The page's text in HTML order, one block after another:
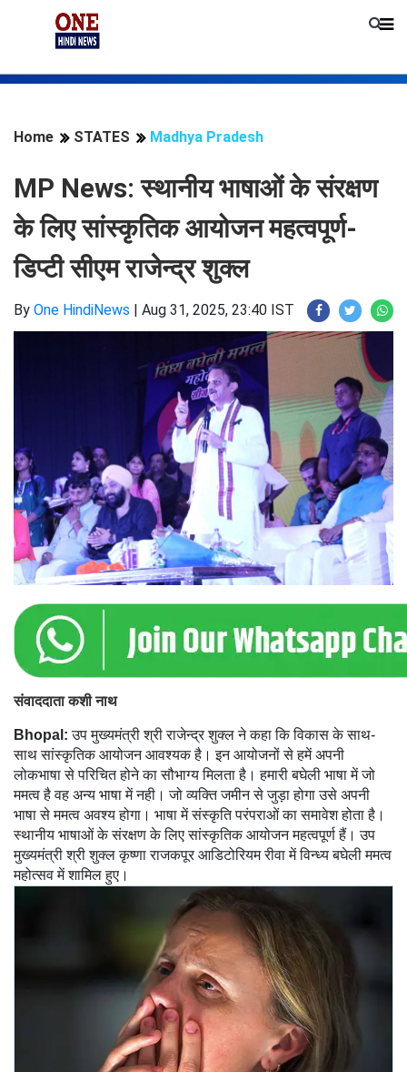
Home STATES Madhya Pradesh
MP News: स्थानीय भाषाओं के संरक्षण
के लिए सांस्कृतिक आयोजन महत्वपूर्ण-
डिप्टी सीएम राजेन्द्र शुक्ल
By One HindiNews | Aug 31, 2025, 23:40 IST
संवाददाता कशी नाथ
Bhopal:उप मुख्यमंत्री श्री राजेन्द्र शुक्ल ने कहा कि विकास के साथ-
साथ सांस्कृतिक आयोजन आवश्यक है। इन आयोजनों से हमें अपनी
लोकभाषा से परिचित होने का सौभाग्य मिलता है। हमारी बघेली भाषा में जो
ममत्व है वह अन्य भाषा में नही। जो व्यक्ति जमीन से जुड़ा होगा उसे अपनी
भाषा से ममत्व अवश्य होगा। भाषा में संस्कृति परंपराओं का समावेश होता है।
स्थानीय भाषाओं के संरक्षण के लिए सांस्कृतिक आयोजन महत्वपूर्ण हैं। उप
मुख्यमंत्री श्री शुक्ल कृष्णा राजकपूर आडिटोरियम रीवा में विन्ध्य बघेली ममत्व
महोत्सव में शामिल हुए।